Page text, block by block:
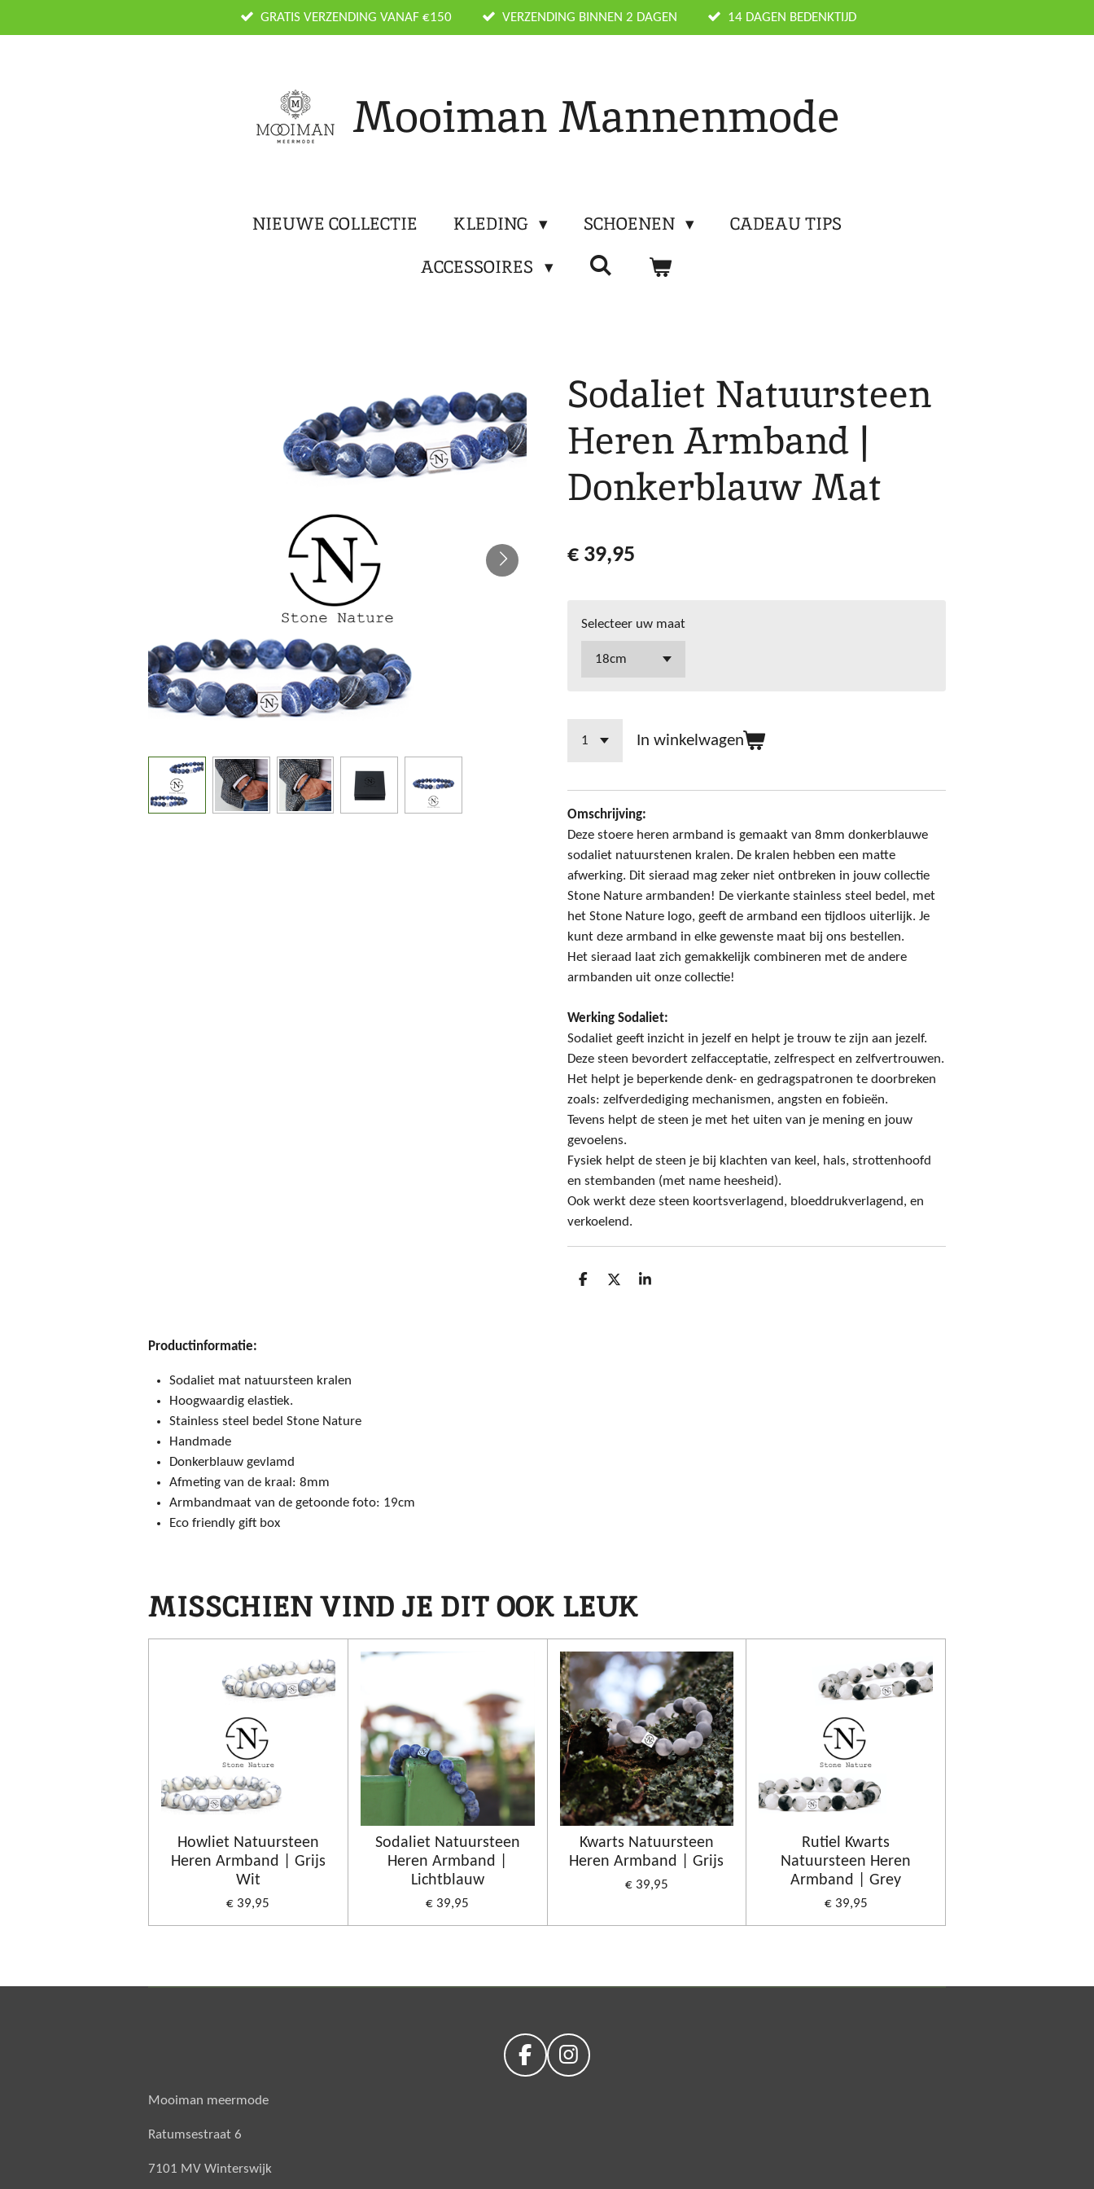
direct
GRATIS VERZENDING VANAF €150 VERZENDING BINNEN 2 DAGEN 14 DAGEN BEDENKTIJD
Mooiman Mannenmode
NIEUWE COLLECTIE KLEDING SCHOENEN
CADEAU TIPS
ACCESSOIRES
Sodaliet Natuursteen
Heren Armband |
Donkerblauw Mat
€ 39,95
Selecteer uw maat
In winkelwagen
Omschrijving:
Deze stoere heren armband is gemaakt van 8mm donkerblauwe
sodaliet natuurstenen kralen. De kralen hebben een matte
afwerking. Dit sieraad mag zeker niet ontbreken in jouw collectie
Stone Nature armbanden! De vierkante stainless steel bedel, met
het Stone Nature logo, geeft de armband een tijdloos uiterlijk. Je
kunt deze armband in elke gewenste maat bij ons bestellen.
Het sieraad laat zich gemakkelijk combineren met de andere
armbanden uit onze collectie!
Werking Sodaliet:
Sodaliet geeft inzicht in jezelf en helpt je trouw te zijn aan jezelf.
Deze steen bevordert zelfacceptatie, zelfrespect en zelfvertrouwen.
Het helpt je beperkende denk- en gedragspatronen te doorbreken
zoals: zelfverdediging mechanismen, angsten en fobieën.
Tevens helpt de steen je met het uiten van je mening en jouw
gevoelens.
Fysiek helpt de steen je bij klachten van keel, hals, strottenhoofd
en stembanden (met name heesheid).
Ook werkt deze steen koortsverlagend, bloeddrukverlagend, en
verkoelend.
D
D
S
Productinformatie:
Sodaliet mat natuursteen kralen
Hoogwaardig elastiek.
Stainless steel bedel Stone Nature
Handmade
Donkerblauw gevlamd
Afmeting van de kraal: 8mm
Armbandmaat van de getoonde foto: 19cm
Eco friendly gift box
MISSCHIEN VIND JE DIT OOK LEUK
Howliet Natuursteen
Heren Armband | Grijs
Wit
€ 39,95
Sodaliet Natuursteen
Heren Armband |
Lichtblauw
€ 39,95
Kwarts Natuursteen
Heren Armband | Grijs
€ 39,95
Rutiel Kwarts
Natuursteen Heren
Armband | Grey
€ 39,95
F
I
Mooiman meermode
Ratumsestraat 6
7101 MV Winterswijk